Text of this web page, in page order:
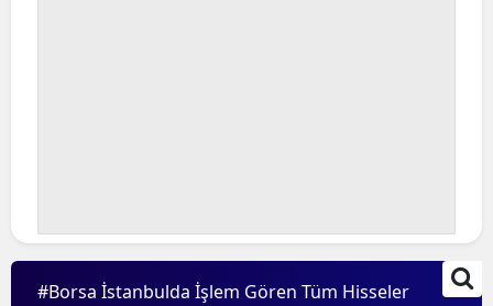
#Borsa İstanbulda İşlem Gören Tüm Hisseler